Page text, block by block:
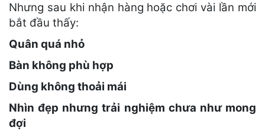
Nhưng sau khi nhận hàng hoặc chơi vài lần mới
bắt đầu thấy:
Quân quá nhỏ
Bàn không phù hợp
Dùng không thoải mái
Nhìn đẹp nhưng trải nghiệm chưa như mong
đợi